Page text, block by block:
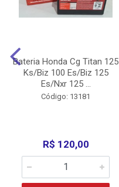
Bateria Honda Cg Titan 125
Ks/Biz 100 Es/Biz 125
Es/Nxr 125 ...
Código: 13181
R$ 120,00